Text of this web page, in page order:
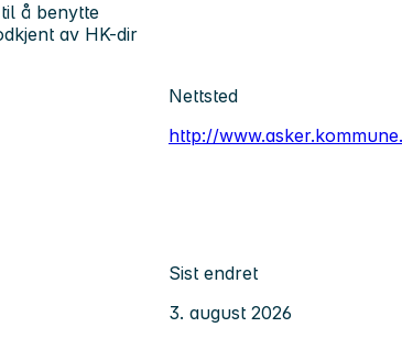
å benytte
av HK-dir
Nettsted
http://
Sist endret
3. august 2026